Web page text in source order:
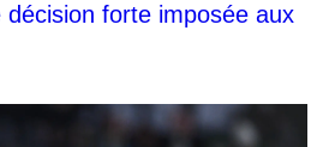
forte imposée aux